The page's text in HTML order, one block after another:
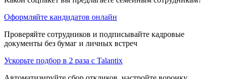
Оформляйте кандидатов онлайн
Проверяйте сотрудников и подписывайте кадровые
документы без бумаг и личных встреч
Ускорьте подбор в 2 раза с Talantix